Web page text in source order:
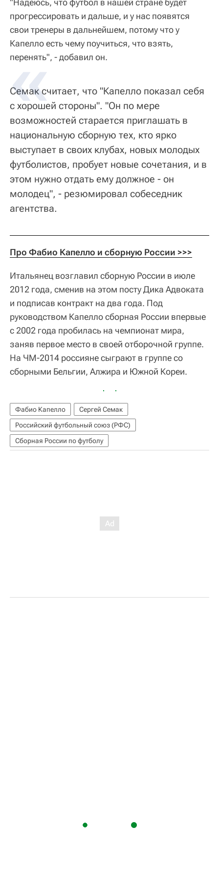
"Надеюсь, что футбол в нашей стране будет
прогрессировать и дальше, и у нас появятся
свои тренеры в дальнейшем, потому что у
Капелло есть чему поучиться, что взять,
перенять", - добавил он.
Семак считает, что "Капелло показал себя
с хорошей стороны". "Он по мере
возможностей старается приглашать в
национальную сборную тех, кто ярко
выступает в своих клубах, новых молодых
футболистов, пробует новые сочетания, и в
этом нужно отдать ему должное - он
молодец", - резюмировал собеседник
агентства.
Про Фабио Капелло и сборную России >>>
Итальянец возглавил сборную России в июле
2012 года, сменив на этом посту Дика Адвоката
и подписав контракт на два года. Под
руководством Капелло сборная России впервые
с 2002 года пробилась на чемпионат мира,
заняв первое место в своей отборочной группе.
На ЧМ-2014 россияне сыграют в группе со
сборными Бельгии, Алжира и Южной Кореи.
Фабио Капелло
Сергей Семак
Российский футбольный союз (РФС)
Сборная России по футболу